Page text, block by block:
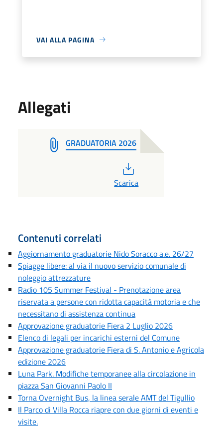
VAI ALLA PAGINA
Allegati
GRADUATORIA 2026
Scarica
Contenuti correlati
Aggiornamento graduatorie Nido Soracco a.e. 26/27
Spiagge libere: al via il nuovo servizio comunale di
noleggio attrezzature
Radio 105 Summer Festival - Prenotazione area
riservata a persone con ridotta capacità motoria e che
necessitano di assistenza continua
Approvazione graduatorie Fiera 2 Luglio 2026
Elenco di legali per incarichi esterni del Comune
Approvazione graduatorie Fiera di S. Antonio e Agricola
edizione 2026
Luna Park. Modifiche temporanee alla circolazione in
piazza San Giovanni Paolo II
Torna Overnight Bus, la linea serale AMT del Tigullio
Il Parco di Villa Rocca riapre con due giorni di eventi e
visite.